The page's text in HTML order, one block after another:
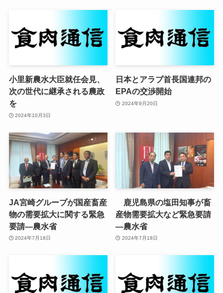
小里新農水大臣就任会見、
次の世代に継承される農政
を
2024年10月3日
日本とアラブ首長国連邦の
EPAの交渉開始
2024年9月20日
JA宮崎グループが国産畜産
物の需要拡大に関する緊急
要請—農水省
2024年7月18日
鹿児島県の塩田知事が畜
産物需要拡大など緊急要請
—農水省
2024年7月18日